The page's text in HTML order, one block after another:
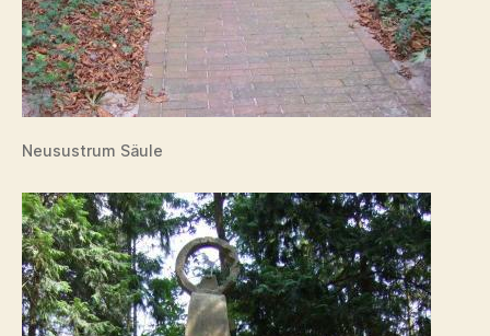
Neusustrum Säule